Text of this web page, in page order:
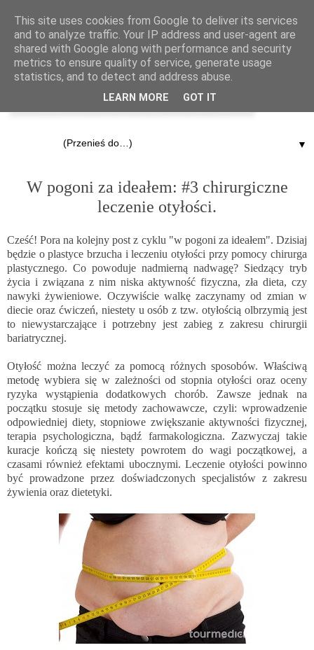
▼
W pogoni za ideałem: #3 chirurgiczne
leczenie otyłości.
Cześć! Pora na kolejny post z cyklu "w pogoni za ideałem". Dzisiaj
będzie o plastyce brzucha i leczeniu otyłości przy pomocy chirurga
plastycznego. Co powoduje nadmierną nadwagę? Siedzący tryb
życia i związana z nim niska aktywność fizyczna, zła dieta, czy
nawyki żywieniowe. Oczywiście walkę zaczynamy od zmian w
diecie oraz ćwiczeń, niestety u osób z tzw. otyłością olbrzymią jest
to niewystarczające i potrzebny jest zabieg z zakresu chirurgii
bariatrycznej.
Otyłość można leczyć za pomocą różnych sposobów. Właściwą
metodę wybiera się w zależności od stopnia otyłości oraz oceny
ryzyka wystąpienia dodatkowych chorób. Zawsze jednak na
początku stosuje się metody zachowawcze, czyli: wprowadzenie
odpowiedniej diety, stopniowe zwiększanie aktywności fizycznej,
terapia psychologiczna, bądź farmakologiczna. Zazwyczaj takie
kuracje kończą się niestety powrotem do wagi początkowej, a
czasami również efektami ubocznymi. Leczenie otyłości powinno
być prowadzone przez doświadczonych specjalistów z zakresu
żywienia oraz dietetyki.
This site uses cookies from Google to deliver its services
and to analyze traffic. Your IP address and user-agent are
shared with Google along with performance and security
metrics to ensure quality of service, generate usage
statistics, and to detect and address abuse.
LEARN MORE GOT IT